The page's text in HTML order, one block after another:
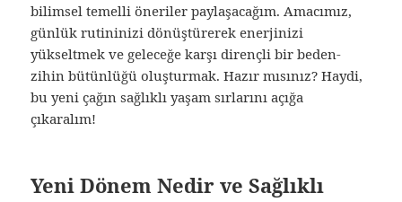
bilimsel temelli öneriler paylaşacağım. Amacımız,
günlük rutininizi dönüştürerek enerjinizi
yükseltmek ve geleceğe karşı dirençli bir beden-
zihin bütünlüğü oluşturmak. Hazır mısınız? Haydi,
bu yeni çağın sağlıklı yaşam sırlarını açığa
çıkaralım!
Yeni Dönem Nedir ve Sağlıklı